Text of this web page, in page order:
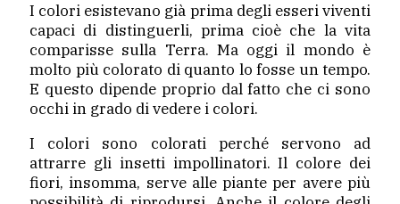
I colori esistevano già prima degli esseri viventi
capaci di distinguerli, prima cioè che la vita
comparisse sulla Terra. Ma oggi il mondo è
molto più colorato di quanto lo fosse un tempo.
E questo dipende proprio dal fatto che ci sono
occhi in grado di vedere i colori.
I colori sono colorati perché servono ad
attrarre gli insetti impollinatori. Il colore dei
fiori, insomma, serve alle piante per avere più